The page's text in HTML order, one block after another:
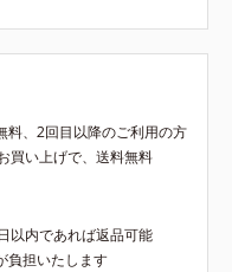
料、2回目以降のご利用の方
買い上げで、送料無料
以内であれば返品可能
負担いたします